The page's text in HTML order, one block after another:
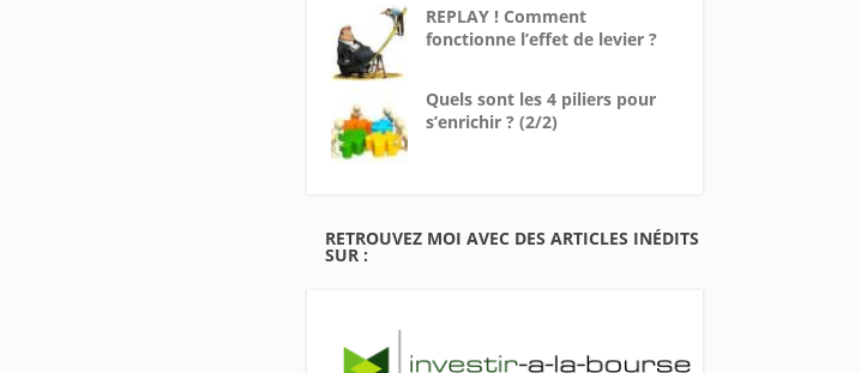
REPLAY ! Comment
fonctionne l’effet de levier ?
Quels sont les 4 piliers pour
s’enrichir ? (2/2)
RETROUVEZ MOI AVEC DES ARTICLES INÉDITS
SUR :